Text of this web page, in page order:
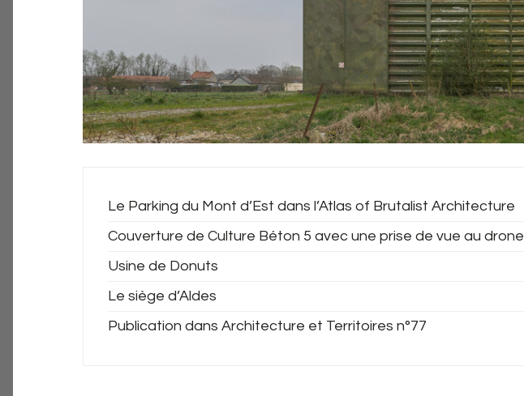
Le Parking du Mont d’Est dans l’Atlas of Brutalist Architecture
Couverture de Culture Béton 5 avec une prise de vue au drone
Usine de Donuts
Le siège d’Aldes
Publication dans Architecture et Territoires n°77